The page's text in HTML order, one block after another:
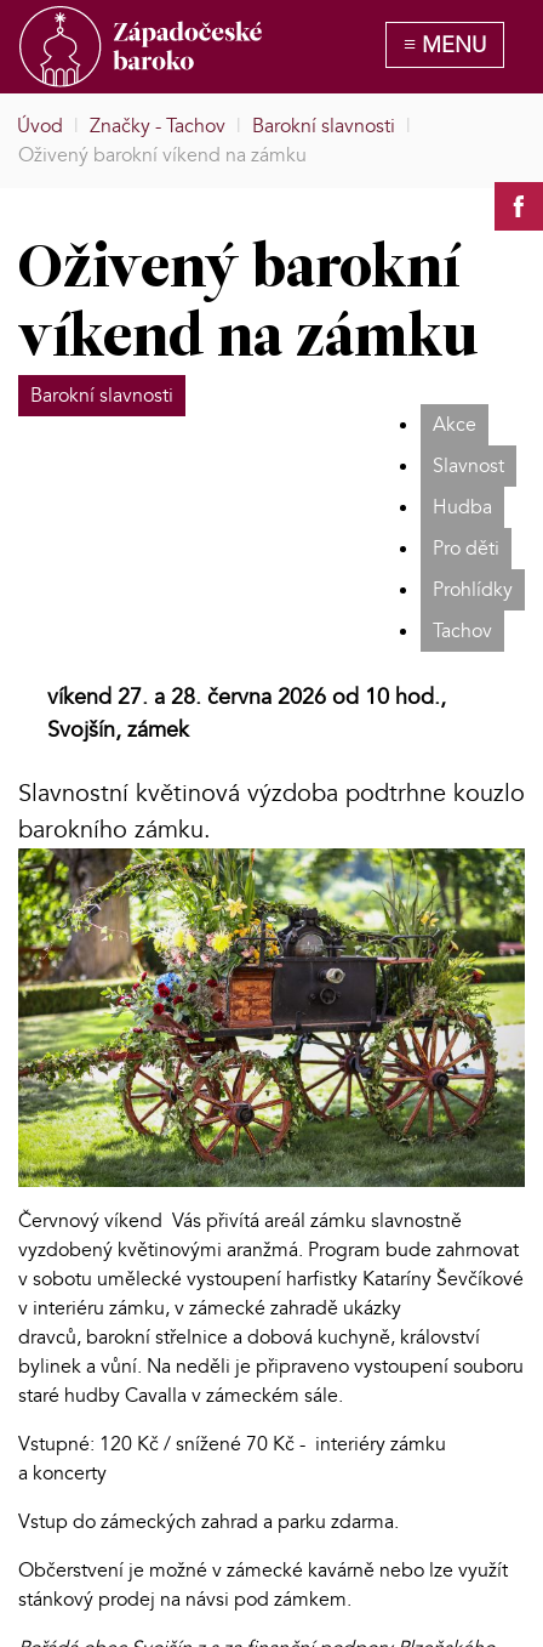
Úvod | Značky - Tachov | Barokní slavnosti |
Oživený barokní víkend na zámku
Oživený barokní
víkend na zámku
Barokní slavnosti
Akce
Slavnost
Hudba
Pro děti
Prohlídky
Tachov
víkend 27. a 28. června 2026 od 10 hod.,
Svojšín, zámek
Slavnostní květinová výzdoba podtrhne kouzlo
barokního zámku.
Červnový víkend Vás přivítá areál zámku slavnostně
vyzdobený květinovými aranžmá. Program bude zahrnovat
v sobotu umělecké vystoupení harfistky Kataríny Ševčíkové
v interiéru zámku, v zámecké zahradě ukázky
dravců, barokní střelnice a dobová kuchyně, království
bylinek a vůní. Na neděli je připraveno vystoupení souboru
staré hudby Cavalla v zámeckém sále.
Vstupné: 120 Kč / snížené 70 Kč - interiéry zámku
a koncerty
Vstup do zámeckých zahrad a parku zdarma.
Občerstvení je možné v zámecké kavárně nebo lze využít
stánkový prodej na návsi pod zámkem.